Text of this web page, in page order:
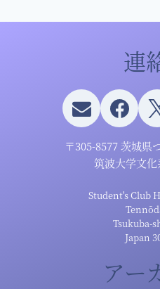
連
〒305-8577 茨城県
筑波大学文
Student's Club
Tsukuba-
Japan
アー